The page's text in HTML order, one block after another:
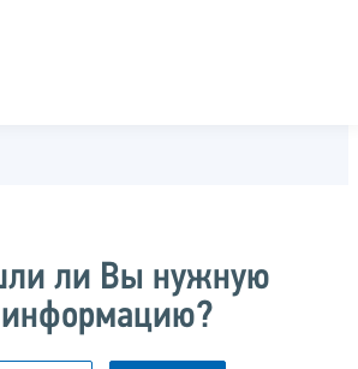
ли Вы нужную
информацию?